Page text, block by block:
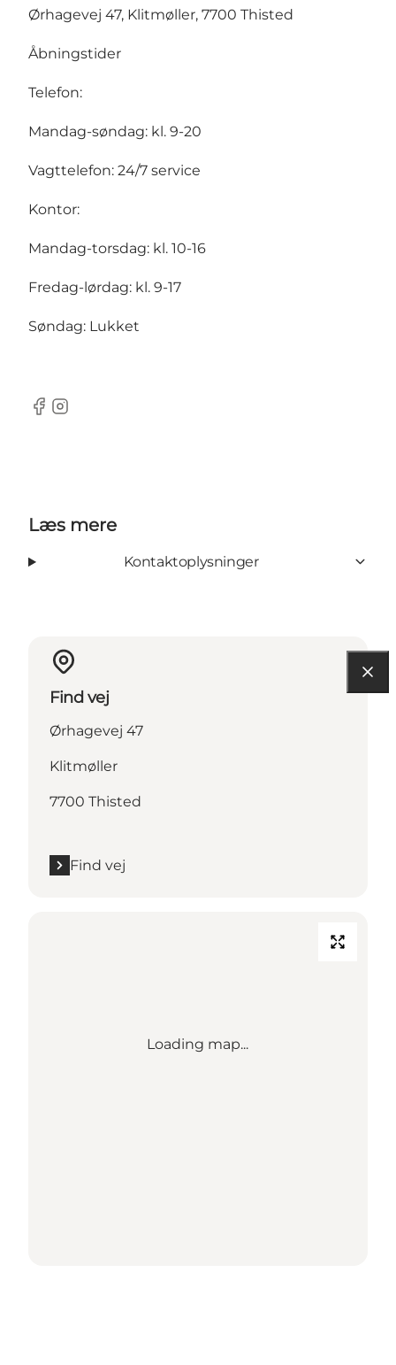
Ørhagevej 47, Klitmøller, 7700 Thisted
Åbningstider
Telefon:
Mandag-søndag: kl. 9-20
Vagttelefon: 24/7 service
Kontor:
Mandag-torsdag: kl. 10-16
Fredag-lørdag: kl. 9-17
Søndag: Lukket
Facebook
Instagram
Læs mere
Kontaktoplysninger
Find vej
Ørhagevej 47
Klitmøller
7700 Thisted
Find vej
Loading map...